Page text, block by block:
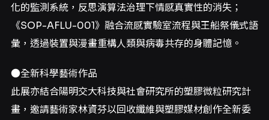
化的監測系統，反思演算法治理下情感真實性的消失；
《SOP-AFLU-001》融合流感實驗室流程與王船祭儀式語
彙，透過裝置與漫畫重構人類與病毒共存的身體記憶。
●全新科學藝術作品
此展亦結合陽明交大科技與社會研究所的塑膠微粒研究計
畫，邀請藝術家林資芬以回收纖維與塑膠媒材創作全新委